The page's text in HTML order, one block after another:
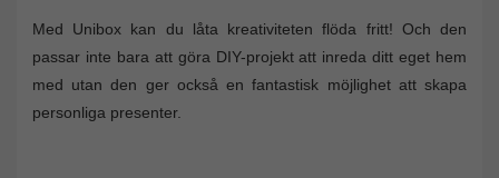
Med Unibox kan du låta kreativiteten flöda fritt! Och den
passar inte bara att göra DIY-projekt att inreda ditt eget hem
med utan den ger också en fantastisk möjlighet att skapa
personliga presenter.